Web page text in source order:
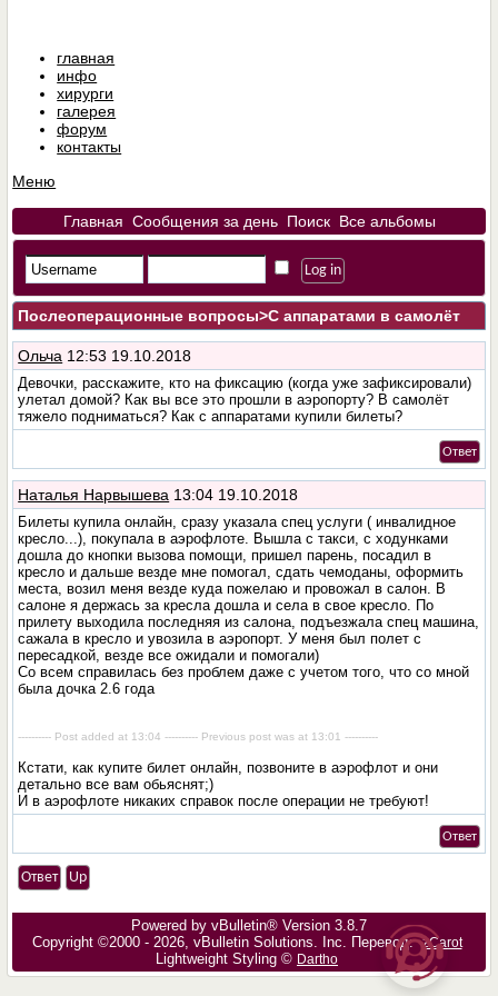
главная
инфо
хирурги
галерея
форум
контакты
Меню
Главная Сообщения за день Поиск Все альбомы
Послеоперационные вопросы>С аппаратами в самолёт
Ольча 12:53 19.10.2018
Девочки, расскажите, кто на фиксацию (когда уже зафиксировали)
улетал домой? Как вы все это прошли в аэропорту? В самолёт
тяжело подниматься? Как с аппаратами купили билеты?
Ответ
Наталья Нарвышева 13:04 19.10.2018
Билеты купила онлайн, сразу указала спец услуги ( инвалидное
кресло...), покупала в аэрофлоте. Вышла с такси, с ходунками
дошла до кнопки вызова помощи, пришел парень, посадил в
кресло и дальше везде мне помогал, сдать чемоданы, оформить
места, возил меня везде куда пожелаю и провожал в салон. В
салоне я держась за кресла дошла и села в свое кресло. По
прилету выходила последняя из салона, подъезжала спец машина,
сажала в кресло и увозила в аэропорт. У меня был полет с
пересадкой, везде все ожидали и помогали)
Со всем справилась без проблем даже с учетом того, что со мной
была дочка 2.6 года
---------- Post added at 13:04 ---------- Previous post was at 13:01 ----------
Кстати, как купите билет онлайн, позвоните в аэрофлот и они
детально все вам обьяснят;)
И в аэрофлоте никаких справок после операции не требуют!
Ответ
Ответ Up
Powered by vBulletin® Version 3.8.7
Copyright ©2000 - 2026, vBulletin Solutions, Inc. Перевод: zCarot
Lightweight Styling © Dartho